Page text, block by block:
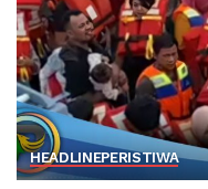
HEADLINEPERISTIWA